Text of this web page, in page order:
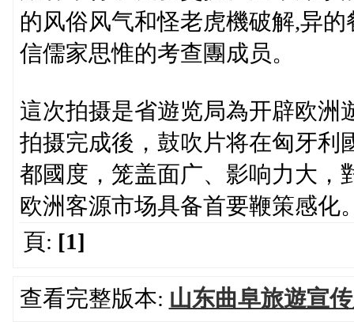
的风俗风气和怪老虎機破解,异
信儒家思惟的考查團成员。
這次拍摄是省遊览局為开辟欧洲
拍摄完成後，鼓吹片将在匈牙利
都國度，笼盖面广、影响力大，
欧洲客源市场具备首要鞭策感化
頁: [1]
查看完整版本: 山东曲阜旅遊宣